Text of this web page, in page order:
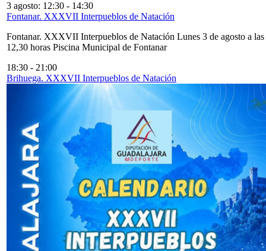
3 agosto: 12:30 - 14:30
Fontanar. XXXVII Interpueblos de Natación
Fontanar. XXXVII Interpueblos de Natación Lunes 3 de agosto a las
12,30 horas Piscina Municipal de Fontanar
18:30 - 21:00
Brihuega. XXXVII Interpueblos de Natación